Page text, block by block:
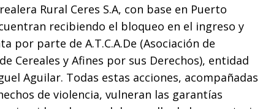
Rural Ceres S.A, con base en Puerto
recibiendo el bloqueo en el ingreso y
por parte de A.T.C.A.De (Asociación de
Cereales y Afines por sus Derechos), entidad
Aguilar. Todas estas acciones, acompañadas
de violencia, vulneran las garantías